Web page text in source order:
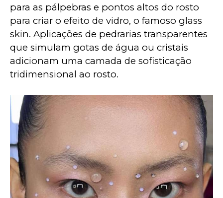
para as pálpebras e pontos altos do rosto
para criar o efeito de vidro, o famoso glass
skin. Aplicações de pedrarias transparentes
que simulam gotas de água ou cristais
adicionam uma camada de sofisticação
tridimensional ao rosto.